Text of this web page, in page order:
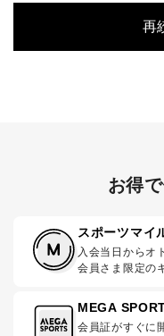
再
お得
スポーツマイ
入会当日からオ
会員さま限定の
MEGA
会員証がすぐに